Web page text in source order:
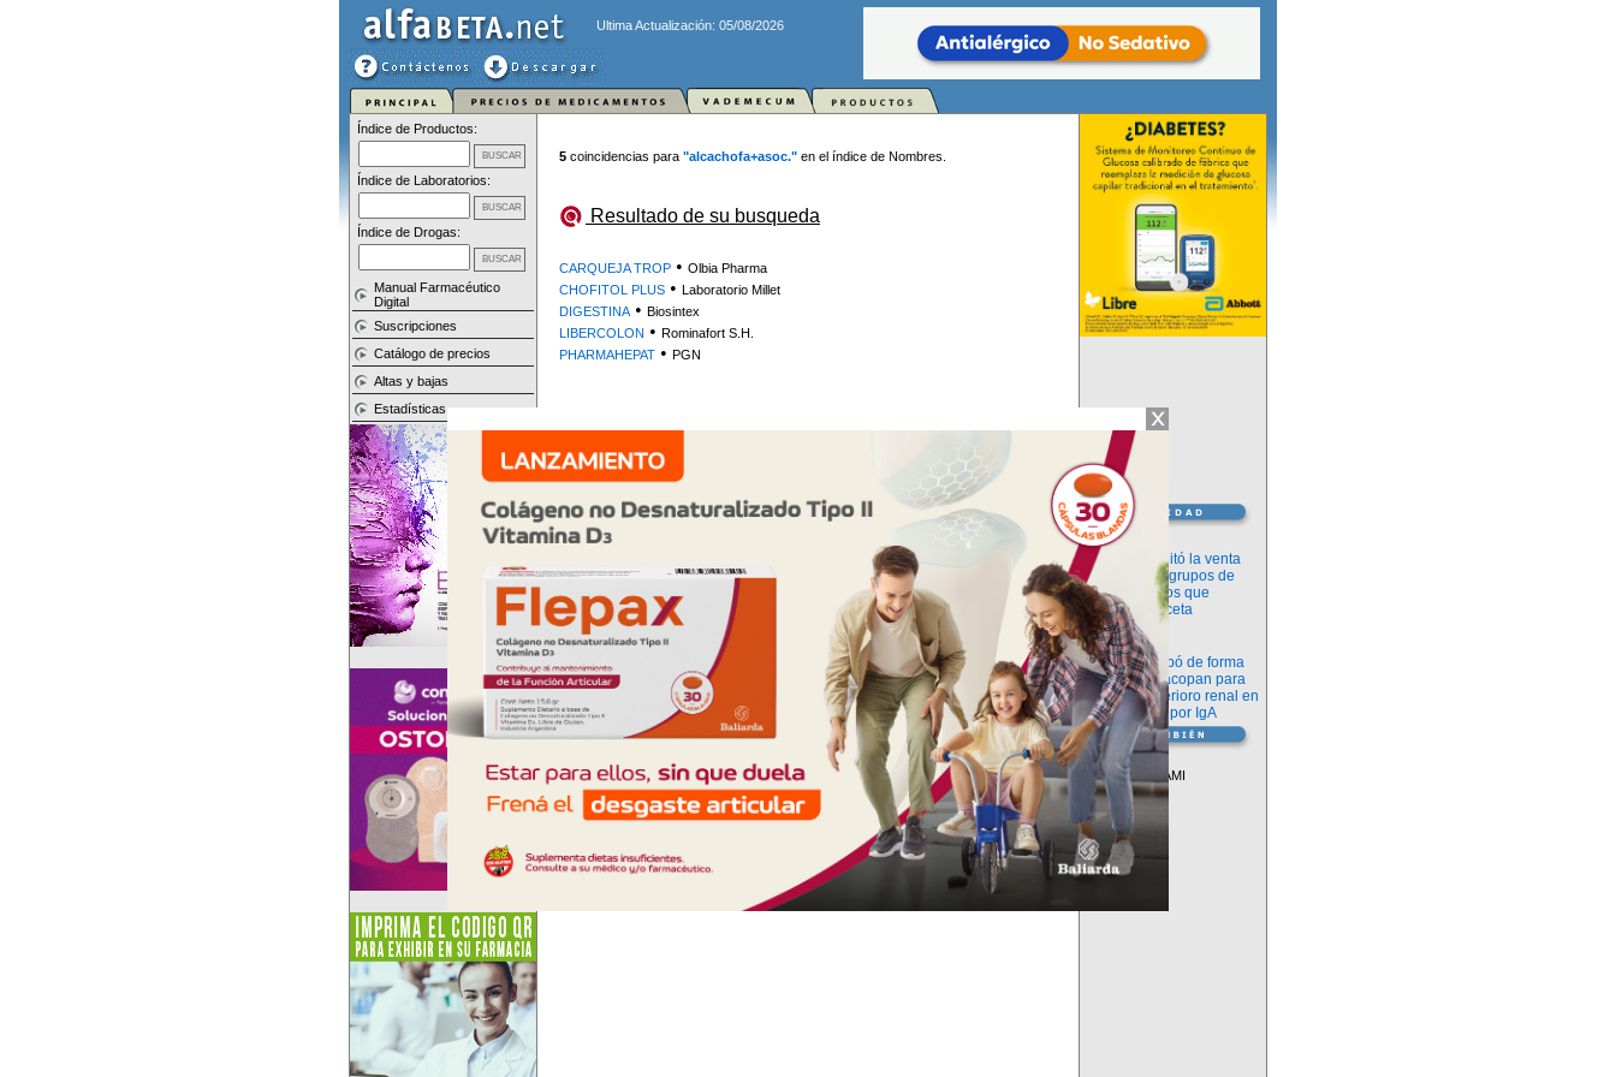
Ultima Actualización: 05/08/2026
Índice de Productos:
Índice de Laboratorios:
Índice de Drogas:
Manual Farmacéutico
Digital
Suscripciones
Catálogo de precios
Altas y bajas
Estadísticas
5 coincidencias para "alcachofa+asoc." en el índice de Nombres.
Resultado de su busqueda
CARQUEJA TROP • Olbia Pharma
CHOFITOL PLUS • Laboratorio Millet
DIGESTINA • Biosintex
LIBERCOLON • Rominafort S.H.
PHARMAHEPAT • PGN
Información
ANMAT habilitó la venta
libre de diez grupos de
medicamentos que
requerían receta
Novedades
La FDA aprobó de forma
definitiva iptacopan para
frenar el deterioro renal en
la nefropatía por IgA
Vademécum
Descuentos PAMI